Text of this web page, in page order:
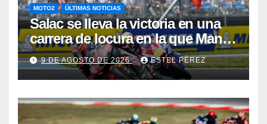
MOTO2 ÚLTIMAS NOTICIAS
Salac se lleva la victoria en una
carrera de locura en la que Manu
González ha protagonizado un
“Aleix Espargaró 2022”
9 DE AGOSTO DE 2026 ESTEL PÉREZ